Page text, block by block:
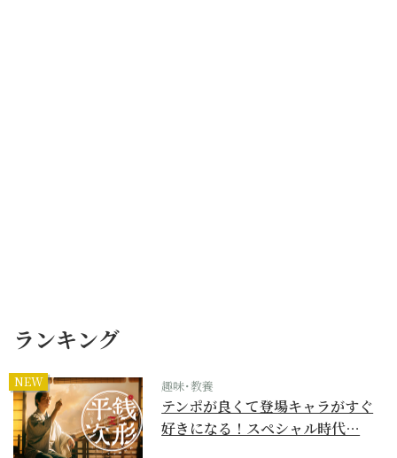
ランキング
NEW 趣味･教養
テンポが良くて登場キャラがすぐ
好きになる！スペシャル時代…